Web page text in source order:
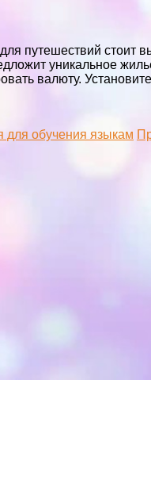
путешествий стоит
уникальное
валюту.
для обучения языкам